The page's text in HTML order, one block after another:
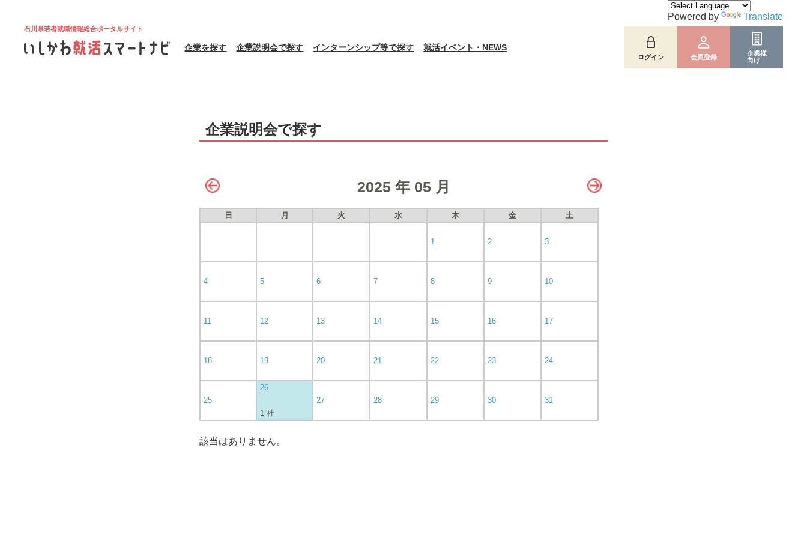
石川県若者就職情報総合ポータルサイト
企業を探す 企業説明会で探す インターンシップ等で探す 就活イベント・NEWS
ログイン 会員登録
企業様
向け
Powered by Translate
企業説明会で探す
2025 年 05 月
日 月 火 水 木 金 土
1 2 3
4 5 6 7 8 9 10
11 12 13 14 15 16 17
18 19 20 21 22 23 24
25
26
1 社
27 28 29 30 31
該当はありません。